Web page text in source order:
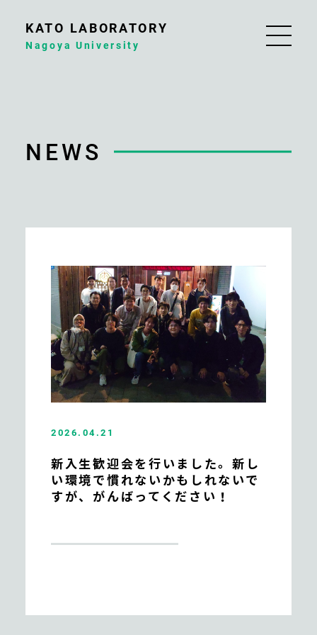
KATO LABORATORY
Nagoya University
NEWS
2026.04.21
新入生歓迎会を行いました。新し
い環境で慣れないかもしれないで
すが、がんばってください！